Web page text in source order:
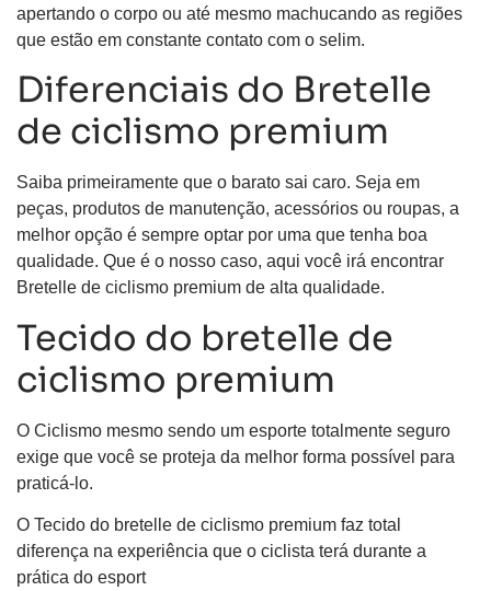
apertando o corpo ou até mesmo machucando as regiões
que estão em constante contato com o selim.
Diferenciais do Bretelle
de ciclismo premium
Saiba primeiramente que o barato sai caro. Seja em
peças, produtos de manutenção, acessórios ou roupas, a
melhor opção é sempre optar por uma que tenha boa
qualidade. Que é o nosso caso, aqui você irá encontrar
Bretelle de ciclismo premium de alta qualidade.
Tecido do bretelle de
ciclismo premium
O Ciclismo mesmo sendo um esporte totalmente seguro
exige que você se proteja da melhor forma possível para
praticá-lo.
O Tecido do bretelle de ciclismo premium faz total
diferença na experiência que o ciclista terá durante a
prática do esport